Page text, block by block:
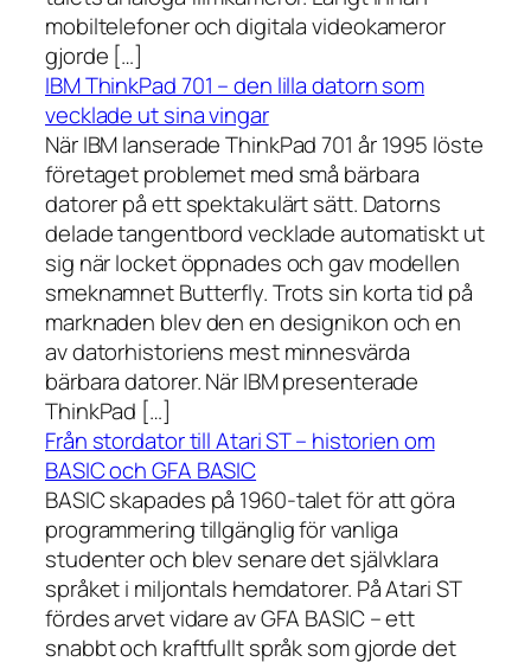
mobiltelefoner och digitala videokameror
gjorde […]
IBM ThinkPad 701 – den lilla datorn som
vecklade ut sina vingar
När IBM lanserade ThinkPad 701 år 1995 löste
företaget problemet med små bärbara
datorer på ett spektakulärt sätt. Datorns
delade tangentbord vecklade automatiskt ut
sig när locket öppnades och gav modellen
smeknamnet Butterfly. Trots sin korta tid på
marknaden blev den en designikon och en
av datorhistoriens mest minnesvärda
bärbara datorer. När IBM presenterade
ThinkPad […]
Från stordator till Atari ST – historien om
BASIC och GFA BASIC
BASIC skapades på 1960-talet för att göra
programmering tillgänglig för vanliga
studenter och blev senare det självklara
språket i miljontals hemdatorer. På Atari ST
fördes arvet vidare av GFA BASIC – ett
snabbt och kraftfullt språk som gjorde det